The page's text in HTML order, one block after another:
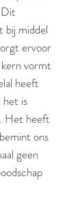
bij middel
ervoor
vormt
heeft
is
Het heeft
ons
geen